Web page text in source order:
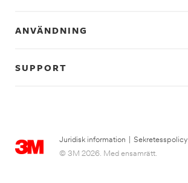
ANVÄNDNING
SUPPORT
Juridisk information Sekretesspolicy
© 3M 2026. Med ensamrätt.